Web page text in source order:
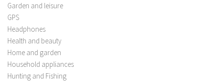
Garden and leisure
GPS
Headphones
Health and beauty
Home and garden
Household appliances
Hunting and Fishing